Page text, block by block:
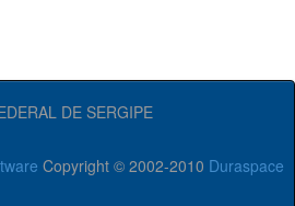
DE SERGIPE
Copyright © 2002-2010 Duraspace